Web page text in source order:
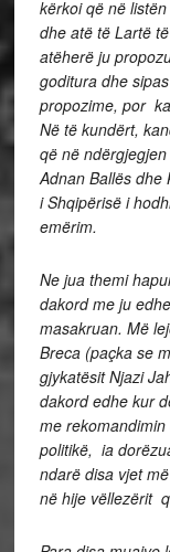
kërkoi që në
dhe atë të Lartë
atëherë ju
goditura dhe
propozime, por
Në të kundërt,
që në
Adnan Ballës dhe
i Shqipërisë i
emërim.
Ne jua themi
dakord me ju
masakruan. Më
Breca (paçka se
gjykatësit Njazi
dakord edhe kur
me
politikë, ia
ndarë disa vjet
në hije vëllezërit